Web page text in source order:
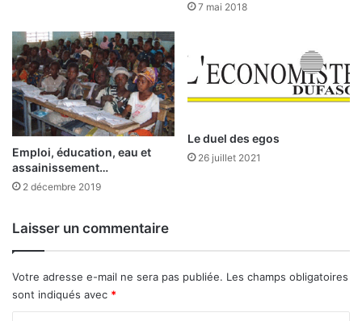
e
U
E
M
O
A
t
é
e
s
e
m
i
l
i
u
r
a
i
7 mai 2018
Emploi, éducation, eau et
assainissement…
2 décembre 2019
Le duel des egos
26 juillet 2021
Laisser un commentaire
Votre adresse e-mail ne sera pas publiée. Les champs obligatoires
sont indiqués avec *